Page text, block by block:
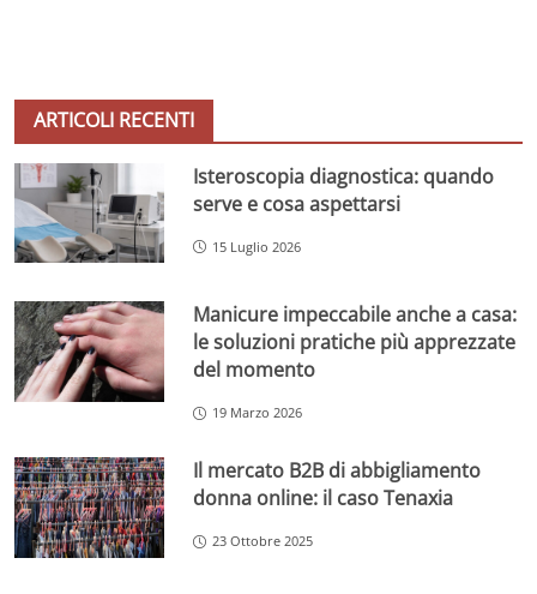
ARTICOLI RECENTI
Isteroscopia diagnostica: quando
serve e cosa aspettarsi
15 Luglio 2026
Manicure impeccabile anche a casa:
le soluzioni pratiche più apprezzate
del momento
19 Marzo 2026
Il mercato B2B di abbigliamento
donna online: il caso Tenaxia
23 Ottobre 2025